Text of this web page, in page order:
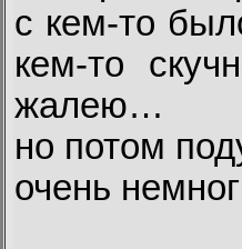
с кем-то
кем-то
жалею…
но потом
очень